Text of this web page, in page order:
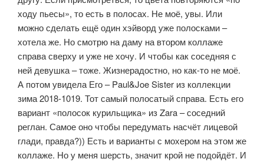
ходу пьесы», то есть в полосах. Не моё, увы. Или
можно сделать ещё один хэйворд уже полосками –
хотела же. Но смотрю на даму на втором коллаже
справа сверху и уже не хочу. И чтобы как соседняя с
ней девушка – тоже. Жизнерадостно, но как-то не моё.
А потом увидела Его – Paul&Joe Sister из коллекции
зима 2018-1019. Тот самый полосатый справа. Есть его
вариант «полосок курильщика» из Zara – соседний
реглан. Самое оно чтобы передумать насчёт лицевой
глади, правда?)) Есть и варианты с мохером на этом же
коллаже. Но у меня шерсть, значит крой не подойдёт. И